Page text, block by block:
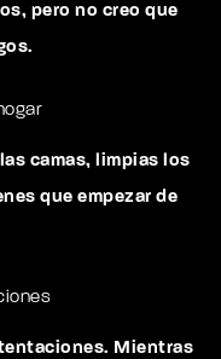
pero no creo que
camas, limpias los
que empezar de
Mientras